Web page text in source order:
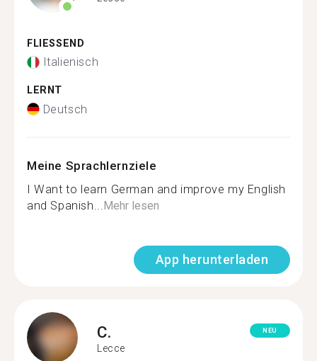
FLIESSEND
Italienisch
LERNT
Deutsch
Meine Sprachlernziele
I Want to learn German and improve my English
and Spanish... Mehr lesen
App herunterladen
C.
Lecce
NEU